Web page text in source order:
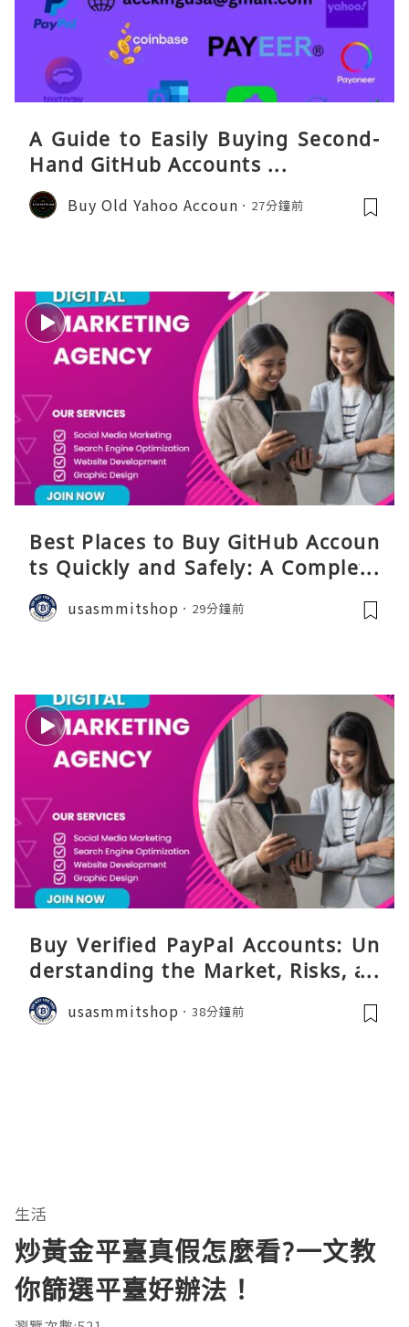
A Guide to Easily Buying Second-
Hand GitHub Accounts ...
Buy Old Yahoo Accoun 27分鐘前
Best Places to Buy GitHub Accoun
ts Quickly and Safely: A Complete
Guide
usasmmitshop 29分鐘前
Buy Verified PayPal Accounts: Un
derstanding the Market, Risks, an
d Safer Alternatives
usasmmitshop 38分鐘前
生活
炒黃金平臺真假怎麼看?一文教
你篩選平臺好辦法！